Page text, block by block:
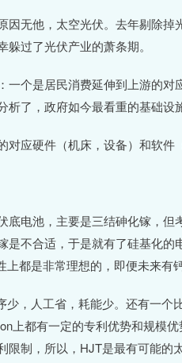
因无他，太空光伏。去年剔除
过了光伏产业的萧条期。
一个是居民消费延伸到上游的
了，政府如今最看重的基础设
应硬件（机床，设备）和软件
底电池，主要是三结砷化镓，
是不合适，于是就有了硅基化
都是非常理想的，即便未来有
少，人工省，耗能少。还有一
上都有一定的专利优势和规模
制，所以，HJT是最有可能的